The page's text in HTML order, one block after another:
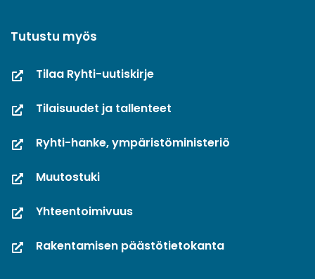
Tutustu myös
Tilaa Ryhti-uutiskirje
Tilaisuudet ja tallenteet
Ryhti-hanke, ympäristöministeriö
Muutostuki
Yhteentoimivuus
Rakentamisen päästötietokanta